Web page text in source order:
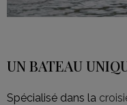
UN BATEAU
Spécialisé dans la